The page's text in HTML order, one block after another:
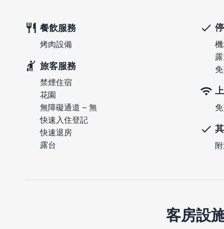
餐飲服務
烤肉設備
旅客服務
禁煙住宿
花園
無障礙通道 – 無
快速入住登記
快速退房
露台
客房設